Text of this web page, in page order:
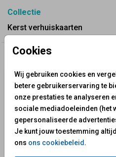
Cookies
Wij gebruiken cookies en
betere gebruikerservaring te
onze prestaties te analyseren
sociale mediadoeleinden (het
gepersonaliseerde
Je kunt jouw toestemming
ons ons cookiebeleid.
Collectie
Kerst verhuiskaarten